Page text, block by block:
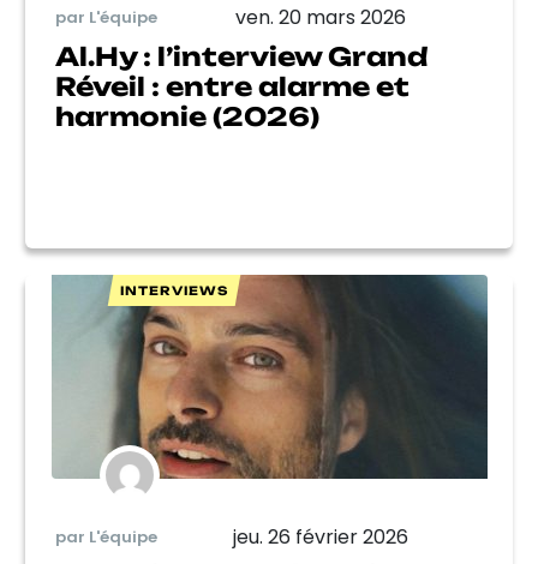
par L'équipe ven. 20 mars 2026
Al.Hy : l’interview Grand
Réveil : entre alarme et
harmonie (2026)
INTERVIEWS
par L'équipe jeu. 26 février 2026